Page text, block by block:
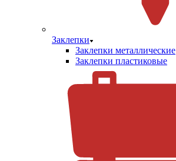
Заклепки
Заклепки металлические
Заклепки пластиковые